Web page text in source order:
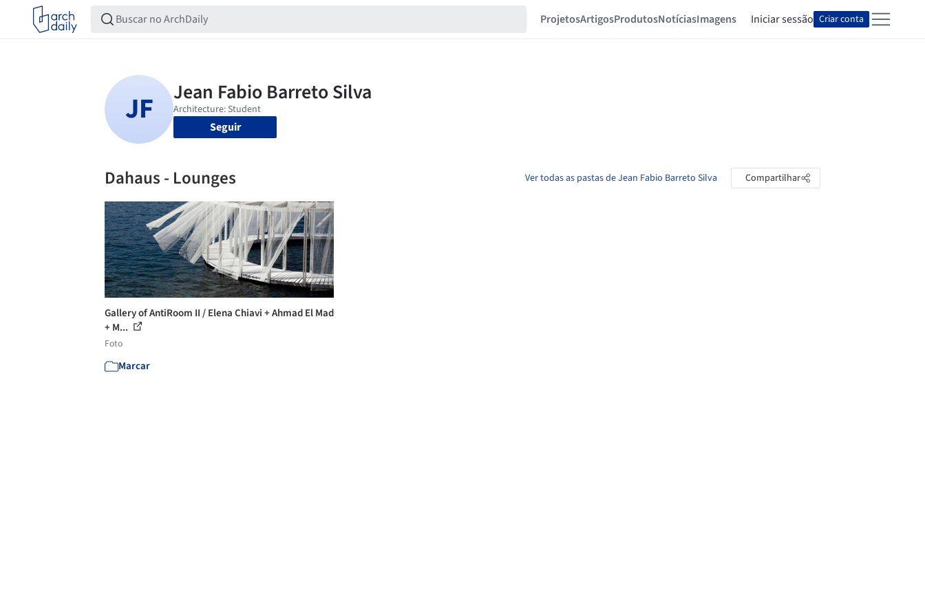
ProjetosArtigosProdutosNotíciasImagens Iniciar sessão Criar conta
Seguir
Dahaus - Lounges Ver todas as pastas de Jean Fabio Barreto Silva Compartilhar
Gallery of AntiRoom II / Elena Chiavi + Ahmad El Mad
+ M...
Foto
Marcar